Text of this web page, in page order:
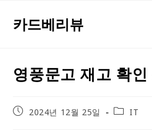
카드베리뷰
영풍문고 재고 확인
Post2024년 12월 25일
PostIT